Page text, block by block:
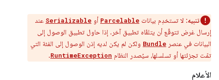
تنبيه: لا تستخدِم بيانات Parcelable أو Serializable عند
إرسال غرض تتوقّع أن يتلقّاه تطبيق آخر. إذا حاول تطبيق الوصول إلى
البيانات في عنصر Bundle ولكن لم يكن لديه إذن الوصول إلى الفئة التي
تمّت تجزئتها أو تسلسلها، سيُصدر النظام RuntimeException
.
الأعلام